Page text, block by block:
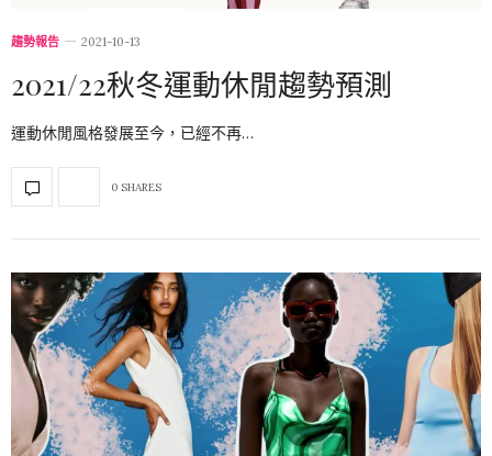
趨勢報告 2021-10-13
2021/22秋冬運動休閒趨勢預測
運動休閒風格發展至今，已經不再…
0 SHARES